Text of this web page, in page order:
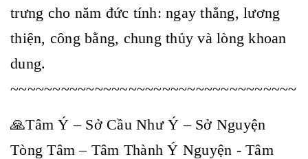
trưng cho năm đức tính: ngay thẳng, lương
thiện, công bằng, chung thủy và lòng khoan
dung.
~~~~~~~~~~~~~~~~~~~~~~~~~~~~~~~~~~
🙏Tâm Ý – Sở Cầu Như Ý – Sở Nguyện
Tòng Tâm – Tâm Thành Ý Nguyện - Tâm